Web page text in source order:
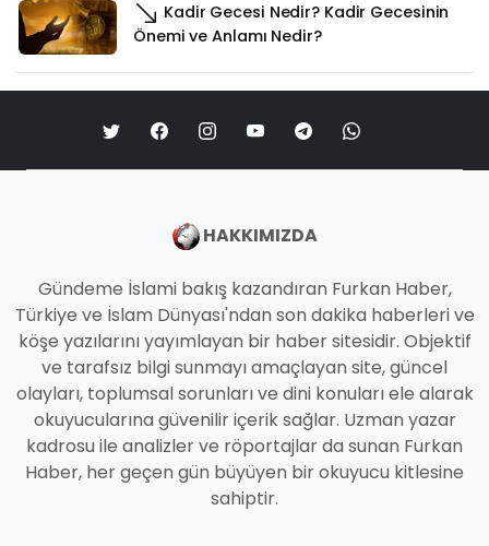
Kadir Gecesi Nedir? Kadir Gecesinin
Önemi ve Anlamı Nedir?
HAKKIMIZDA
Gündeme İslami bakış kazandıran Furkan Haber,
Türkiye ve İslam Dünyası'ndan son dakika haberleri ve
köşe yazılarını yayımlayan bir haber sitesidir. Objektif
ve tarafsız bilgi sunmayı amaçlayan site, güncel
olayları, toplumsal sorunları ve dini konuları ele alarak
okuyucularına güvenilir içerik sağlar. Uzman yazar
kadrosu ile analizler ve röportajlar da sunan Furkan
Haber, her geçen gün büyüyen bir okuyucu kitlesine
sahiptir.